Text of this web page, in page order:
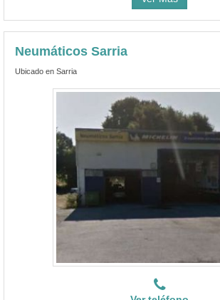
Neumáticos Sarria
Ubicado en Sarria